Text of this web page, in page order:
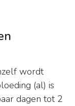
wordt
(al) is
dagen tot 2